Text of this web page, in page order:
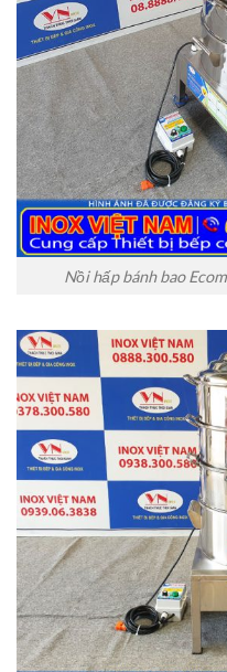
Nồi hấp bánh bao